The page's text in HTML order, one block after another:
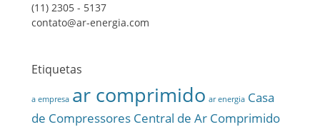
(11) 2305 - 5137
contato@ar-energia.com
Etiquetas
a empresa ar comprimido ar energia Casa
de Compressores Central de Ar Comprimido